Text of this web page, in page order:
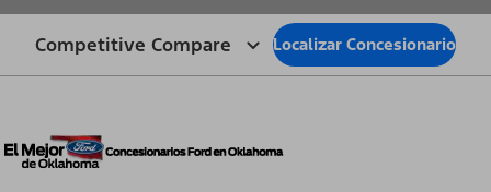
Competitive Compare Localizar Concesionario